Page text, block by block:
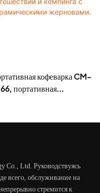
кофеварка CM-
портативная
жерновами.
Co., Ltd. Руководствуясь
всего, обслуживание на
стремится к